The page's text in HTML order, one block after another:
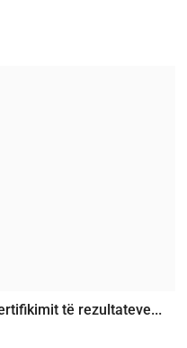
të rezultateve...